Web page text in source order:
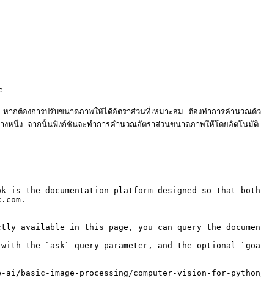
องการปรับขนาดภาพให้ได้อัตราส่วนที่เหมาะสม ต้องทำการคำนวณด้ว
ง จากนั้นฟังก์ชันจะทำการคำนวณอัตราส่วนขนาดภาพให้โดยอัตโนมัติ
is the documentation platform designed so that
in this page, you can query the
with the `ask` query parameter, and the optional
image-processing/computer-vision-for-python/